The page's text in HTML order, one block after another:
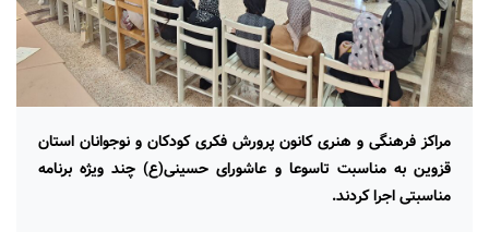
مراکز فرهنگی و هنری کانون پرورش فکری کودکان و نوجوانان استان
قزوین به مناسبت تاسوعا و عاشورای حسینی(ع) چند ویژه برنامه
مناسبتی اجرا کردند.